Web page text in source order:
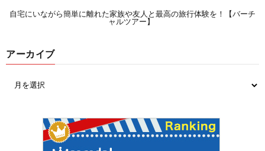
自宅にいながら簡単に離れた家族や友人と最高の旅行体験を！【バーチ
ャルツアー】
アーカイブ